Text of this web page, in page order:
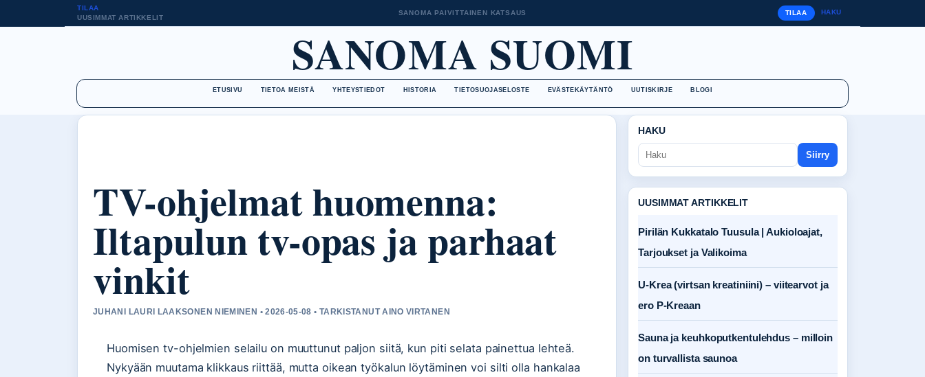
TILAA
UUSIMMAT ARTIKKELIT
SANOMA PAIVITTAINEN KATSAUS TILAA HAKU
SANOMA SUOMI
ETUSIVU TIETOA MEISTÄ YHTEYSTIEDOT HISTORIA TIETOSUOJASELOSTE EVÄSTEKÄYTÄNTÖ UUTISKIRJE BLOGI
TV-ohjelmat huomenna:
Iltapulun tv-opas ja parhaat
vinkit
JUHANI LAURI LAAKSONEN NIEMINEN • 2026-05-08 • TARKISTANUT AINO VIRTANEN
Huomisen tv-ohjelmien selailu on muuttunut paljon siitä, kun piti selata painettua lehteä.
Nykyään muutama klikkaus riittää, mutta oikean työkalun löytäminen voi silti olla hankalaa
HAKU
Siirry
UUSIMMAT ARTIKKELIT
Pirilän Kukkatalo Tuusula | Aukioloajat,
Tarjoukset ja Valikoima
U-Krea (virtsan kreatiniini) – viitearvot ja
ero P-Kreaan
Sauna ja keuhkoputkentulehdus – milloin
on turvallista saunoa